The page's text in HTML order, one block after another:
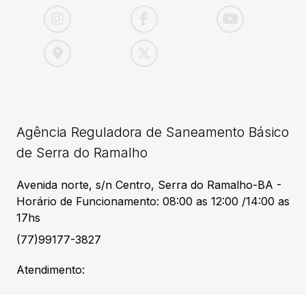
Agência Reguladora de Saneamento Básico
de Serra do Ramalho
Avenida norte, s/n Centro, Serra do Ramalho-BA -
Horário de Funcionamento: 08:00 as 12:00 /14:00 as
17hs
(77)99177-3827
Atendimento: